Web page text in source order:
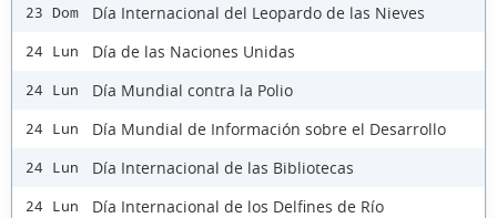
23 Dom Día Internacional del Leopardo de las Nieves
24 Lun Día de las Naciones Unidas
24 Lun Día Mundial contra la Polio
24 Lun Día Mundial de Información sobre el Desarrollo
24 Lun Día Internacional de las Bibliotecas
24 Lun Día Internacional de los Delfines de Río